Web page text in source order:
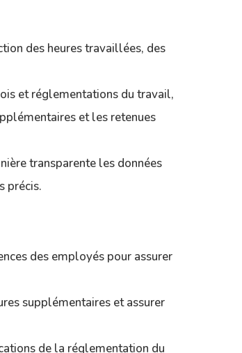
des heures travaillées, des
et réglementations du travail,
et les retenues
transparente les données
précis.
des employés pour assurer
supplémentaires et assurer
de la réglementation du